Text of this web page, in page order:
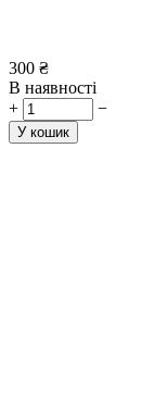
300 ₴
В наявності
+
−
У кошик